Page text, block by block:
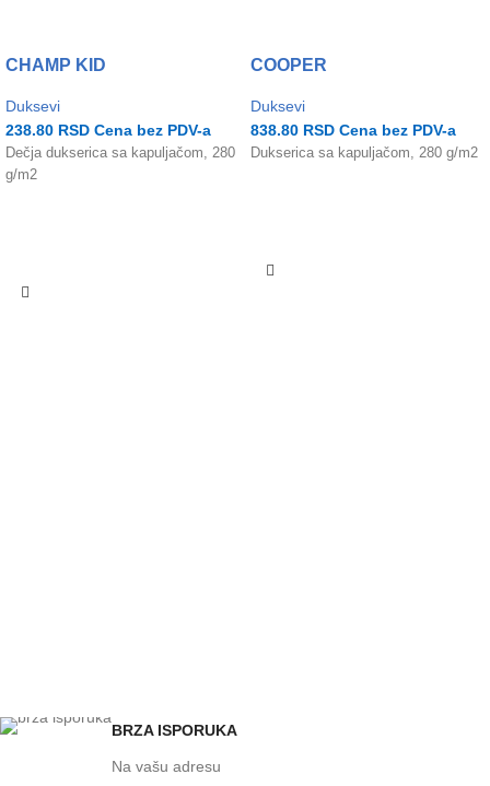
CHAMP KID
Duksevi
238.80 RSD Cena bez PDV-a
Dečja dukserica sa kapuljačom, 280
g/m2
COOPER
Duksevi
838.80 RSD Cena bez PDV-a
Dukserica sa kapuljačom, 280 g/m2
BRZA ISPORUKA
Na vašu adresu